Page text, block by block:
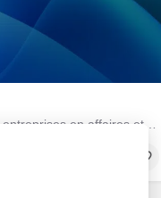
Conseil et assistance aux entreprises en affaires et gestion.